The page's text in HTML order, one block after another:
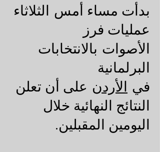
بدأت مساء أمس الثلاثاء
عمليات فرز
الأصوات بالانتخابات
البرلمانية
في الأردن على أن تعلن
النتائج النهائية خلال
اليومين المقبلين.